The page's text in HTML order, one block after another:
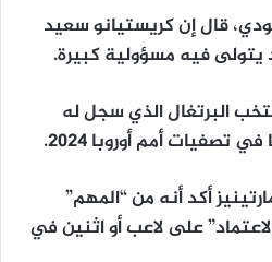
قال إن كريستيانو سعيد
فيه مسؤولية كبيرة.
البرتغال الذي سجل له
أكد أنه من “المهم”
على لاعب أو اثنين في